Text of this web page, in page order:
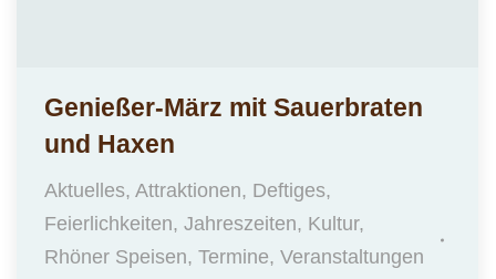
Genießer-März mit Sauerbraten
und Haxen
Aktuelles, Attraktionen, Deftiges,
Feierlichkeiten, Jahreszeiten, Kultur,
Rhöner Speisen, Termine, Veranstaltungen